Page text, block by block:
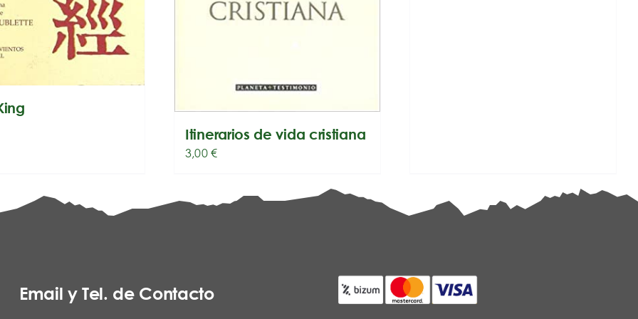
Itinerarios de vida cristiana
3,00€
Email y Tel. de Contacto